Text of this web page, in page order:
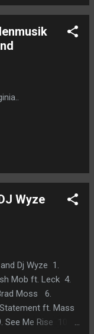
Wyze
Dj Wyze 1.
Mob ft. Leck 4.
Moss 6.
ft. Mass
Me Rise 10.